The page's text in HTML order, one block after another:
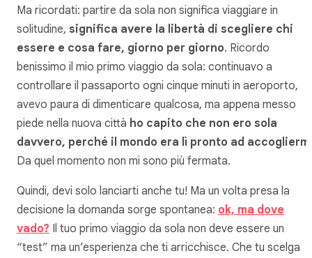
Ma ricordati: partire da sola non significa viaggiare in
solitudine, significa avere la libertà di scegliere chi
essere e cosa fare, giorno per giorno. Ricordo
benissimo il mio primo viaggio da sola: continuavo a
controllare il passaporto ogni cinque minuti in aeroporto,
avevo paura di dimenticare qualcosa, ma appena messo
piede nella nuova città ho capito che non ero sola
davvero, perché il mondo era lì pronto ad
Da quel momento non mi sono più fermata.
Quindi, devi solo lanciarti anche tu! Ma un volta presa la
decisione la domanda sorge spontanea: ok, ma dove
vado? Il tuo primo viaggio da sola non deve essere un
“test” ma un’esperienza che ti arricchisce. Che tu scelga